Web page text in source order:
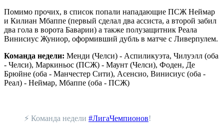
Помимо прочих, в список попали нападающие ПСЖ Неймар
и Килиан Мбаппе (первый сделал два ассиста, а второй забил
два гола в ворота Баварии) а также полузащитник Реала
Винисиус Жуниор, оформивший дубль в матче с Ливерпулем.
Команда недели: Менди (Челси) - Аспиликуэта, Чилуэлл (оба
- Челси), Маркиньос (ПСЖ) - Маунт (Челси), Фоден, Де
Брюйне (оба - Манчестер Сити), Асенсио, Винисиус (оба -
Реал) - Неймар, Мбаппе (оба - ПСЖ)
⚡️ Команда недели #ЛигаЧемпионов!